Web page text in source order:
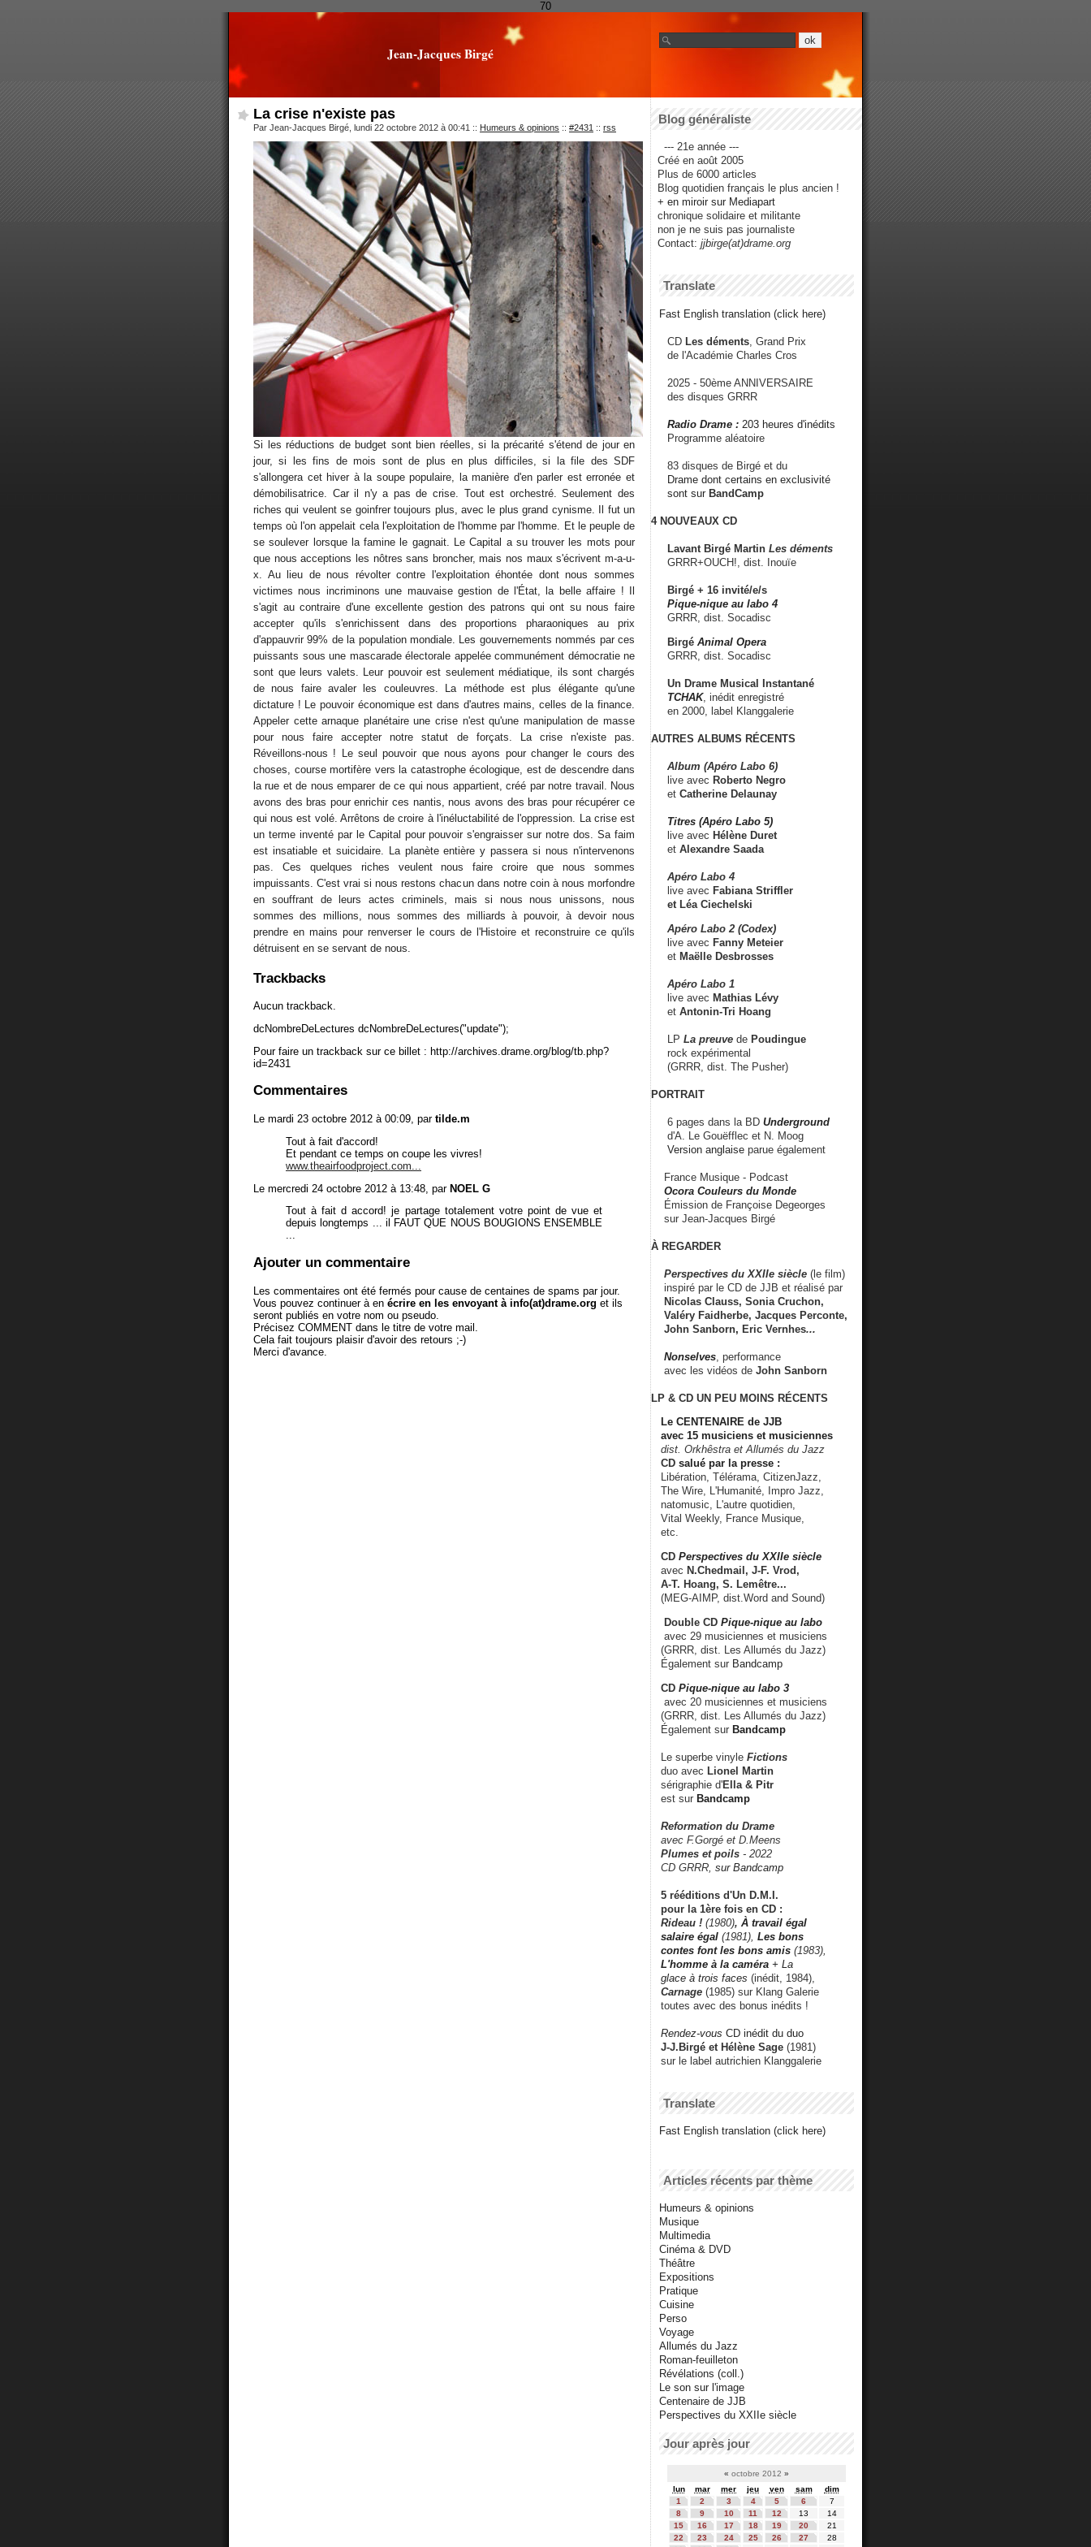
70
Jean-Jacques Birgé
La crise n'existe pas
Par Jean-Jacques Birgé, lundi 22 octobre 2012 à 00:41 :: Humeurs & opinions :: #2431 :: rss
Si les réductions de budget sont bien réelles, si la précarité s'étend de jour en
jour, si les fins de mois sont de plus en plus difficiles, si la file des SDF
s'allongera cet hiver à la soupe populaire, la manière d'en parler est erronée et
démobilisatrice. Car il n'y a pas de crise. Tout est orchestré. Seulement des
riches qui veulent se goinfrer toujours plus, avec le plus grand cynisme. Il fut un
temps où l'on appelait cela l'exploitation de l'homme par l'homme. Et le peuple de
se soulever lorsque la famine le gagnait. Le Capital a su trouver les mots pour
que nous acceptions les nôtres sans broncher, mais nos maux s'écrivent m-a-u-
x. Au lieu de nous révolter contre l'exploitation éhontée dont nous sommes
victimes nous incriminons une mauvaise gestion de l'État, la belle affaire ! Il
s'agit au contraire d'une excellente gestion des patrons qui ont su nous faire
accepter qu'ils s'enrichissent dans des proportions pharaoniques au prix
d'appauvrir 99% de la population mondiale. Les gouvernements nommés par ces
puissants sous une mascarade électorale appelée communément démocratie ne
sont que leurs valets. Leur pouvoir est seulement médiatique, ils sont chargés
de nous faire avaler les couleuvres. La méthode est plus élégante qu'une
dictature ! Le pouvoir économique est dans d'autres mains, celles de la finance.
Appeler cette arnaque planétaire une crise n'est qu'une manipulation de masse
pour nous faire accepter notre statut de forçats. La crise n'existe pas.
Réveillons-nous ! Le seul pouvoir que nous ayons pour changer le cours des
choses, course mortifère vers la catastrophe écologique, est de descendre dans
la rue et de nous emparer de ce qui nous appartient, créé par notre travail. Nous
avons des bras pour enrichir ces nantis, nous avons des bras pour récupérer ce
qui nous est volé. Arrêtons de croire à l'inéluctabilité de l'oppression. La crise est
un terme inventé par le Capital pour pouvoir s'engraisser sur notre dos. Sa faim
est insatiable et suicidaire. La planète entière y passera si nous n'intervenons
pas. Ces quelques riches veulent nous faire croire que nous sommes
impuissants. C'est vrai si nous restons chacun dans notre coin à nous morfondre
en souffrant de leurs actes criminels, mais si nous nous unissons, nous
sommes des millions, nous sommes des milliards à pouvoir, à devoir nous
prendre en mains pour renverser le cours de l'Histoire et reconstruire ce qu'ils
détruisent en se servant de nous.
Trackbacks
Aucun trackback.
dcNombreDeLectures dcNombreDeLectures("update");
Pour faire un trackback sur ce billet : http://archives.drame.org/blog/tb.php?
id=2431
Commentaires
Le mardi 23 octobre 2012 à 00:09, par tilde.m
Tout à fait d'accord!
Et pendant ce temps on coupe les vivres!
www.theairfoodproject.com...
Le mercredi 24 octobre 2012 à 13:48, par NOEL G
Tout à fait d accord! je partage totalement votre point de vue et
depuis longtemps ... il FAUT QUE NOUS BOUGIONS ENSEMBLE
...
Ajouter un commentaire
Les commentaires ont été fermés pour cause de centaines de spams par jour.
Vous pouvez continuer à en écrire en les envoyant à info(at)drame.org et ils
seront publiés en votre nom ou pseudo.
Précisez COMMENT dans le titre de votre mail.
Cela fait toujours plaisir d'avoir des retours ;-)
Merci d'avance.
Blog généraliste
--- 21e année ---
Créé en août 2005
Plus de 6000 articles
Blog quotidien français le plus ancien !
+ en miroir sur Mediapart
chronique solidaire et militante
non je ne suis pas journaliste
Contact: jjbirge(at)drame.org
Translate
Fast English translation (click here)
CD Les déments , Grand Prix
de l'Académie Charles Cros
2025 - 50ème ANNIVERSAIRE
des disques GRRR
Radio Drame : 203 heures d'inédits
Programme aléatoire
83 disques de Birgé et du
Drame dont certains en exclusivité
sont sur BandCamp
4 NOUVEAUX CD
Lavant Birgé Martin Les déments
GRRR+OUCH!, dist. Inouïe
Birgé + 16 invité/e/s
Pique-nique au labo 4
GRRR, dist. Socadisc
Birgé Animal Opera
GRRR, dist. Socadisc
Un Drame Musical Instantané
TCHAK, inédit enregistré
en 2000, label Klanggalerie
AUTRES ALBUMS RÉCENTS
Album (Apéro Labo 6)
live avec Roberto Negro
et Catherine Delaunay
Titres (Apéro Labo 5)
live avec Hélène Duret
et Alexandre Saada
Apéro Labo 4
live avec Fabiana Striffler
et Léa Ciechelski
Apéro Labo 2 (Codex)
live avec Fanny Meteier
et Maëlle Desbrosses
Apéro Labo 1
live avec Mathias Lévy
et Antonin-Tri Hoang
LP La preuve de Poudingue
rock expérimental
(GRRR, dist. The Pusher)
PORTRAIT
6 pages dans la BD Underground
d'A. Le Gouëfflec et N. Moog
Version anglaise parue également
France Musique - Podcast
Ocora Couleurs du Monde
Émission de Françoise Degeorges
sur Jean-Jacques Birgé
À REGARDER
Perspectives du XXIIe siècle (le film)
inspiré par le CD de JJB et réalisé par
Nicolas Clauss, Sonia Cruchon,
Valéry Faidherbe, Jacques Perconte,
John Sanborn, Eric Vernhes...
Nonselves , performance
avec les vidéos de John Sanborn
LP & CD UN PEU MOINS RÉCENTS
Le CENTENAIRE de JJB
avec 15 musiciens et musiciennes
dist. Orkhêstra et Allumés du Jazz
CD salué par la presse :
Libération, Télérama, CitizenJazz,
The Wire, L'Humanité, Impro Jazz,
natomusic, L'autre quotidien,
Vital Weekly, France Musique,
etc.
CD Perspectives du XXIIe siècle
avec N.Chedmail, J-F. Vrod,
A-T. Hoang, S. Lemêtre...
(MEG-AIMP, dist.Word and Sound)
Double CD Pique-nique au labo
avec 29 musiciennes et musiciens
(GRRR, dist. Les Allumés du Jazz)
Également sur Bandcamp
CD Pique-nique au labo 3
avec 20 musiciennes et musiciens
(GRRR, dist. Les Allumés du Jazz)
Également sur Bandcamp
Le superbe vinyle Fictions
duo avec Lionel Martin
sérigraphie d'Ella & Pitr
est sur Bandcamp
Reformation du Drame
avec F.Gorgé et D.Meens
Plumes et poils - 2022
CD GRRR, sur Bandcamp
5 rééditions d'Un D.M.I.
pour la 1ère fois en CD :
Rideau ! (1980), À travail égal
salaire égal (1981), Les bons
contes font les bons amis (1983),
L'homme à la caméra + La
glace à trois faces (inédit, 1984),
Carnage (1985) sur Klang Galerie
toutes avec des bonus inédits !
Rendez-vous CD inédit du duo
J-J.Birgé et Hélène Sage (1981)
sur le label autrichien Klanggalerie
Translate
Fast English translation (click here)
Articles récents par thème
Humeurs & opinions
Musique
Multimedia
Cinéma & DVD
Théâtre
Expositions
Pratique
Cuisine
Perso
Voyage
Allumés du Jazz
Roman-feuilleton
Révélations (coll.)
Le son sur l'image
Centenaire de JJB
Perspectives du XXIIe siècle
Jour après jour
« octobre 2012 »
lun
mar mer jeu ven sam
dim
1
2 3 4 5 6
7
8
9 10 11 12 13
14
15
16 17 18 19 20
21
22
23 24 25 26 27
28